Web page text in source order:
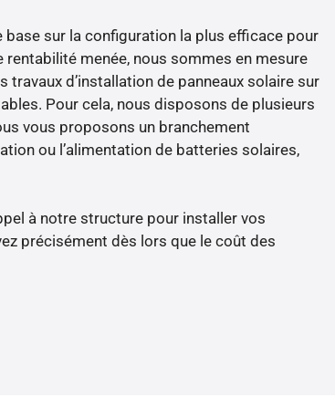
sur la configuration la plus efficace pour
rentabilité menée, nous sommes en mesure
travaux d’installation de panneaux solaire sur
Pour cela, nous disposons de plusieurs
vous proposons un branchement
ou l’alimentation de batteries solaires,
à notre structure pour installer vos
précisément dès lors que le coût des